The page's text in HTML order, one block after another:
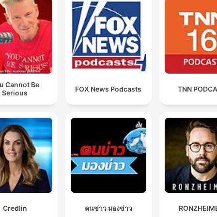
Cannot Be
Serious
FOX News Podcasts TNN
Credlin คนข่าว มองข่าว